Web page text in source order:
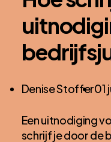
Posted
Denise Stoffer01
Een uitnodiging
schrijf je door de